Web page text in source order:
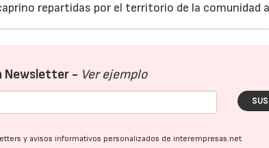
repartidas por el territorio de la comunidad
Newsletter - Ver ejemplo
y avisos informativos personalizados de interempresas.net